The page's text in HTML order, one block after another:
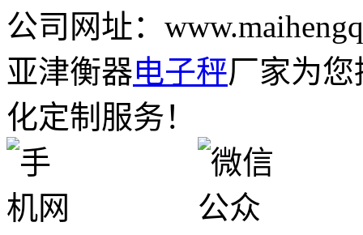
公司网址：
亚津衡器电子秤厂家为
化定制服务！